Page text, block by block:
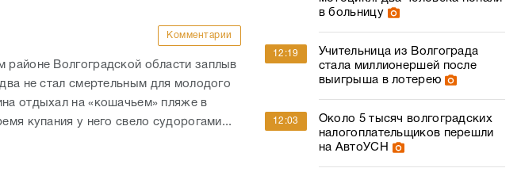
Комментарии
районе Волгоградской области заплыв
не стал смертельным для молодого
отдыхал на «кошачьем» пляже в
купания у него свело судорогами...
в больницу
12:19
Учительница из Волгограда
стала миллионершей после
выигрыша в лотерею
12:03
Около 5 тысяч волгоградских
налогоплательщиков перешли
на АвтоУСН